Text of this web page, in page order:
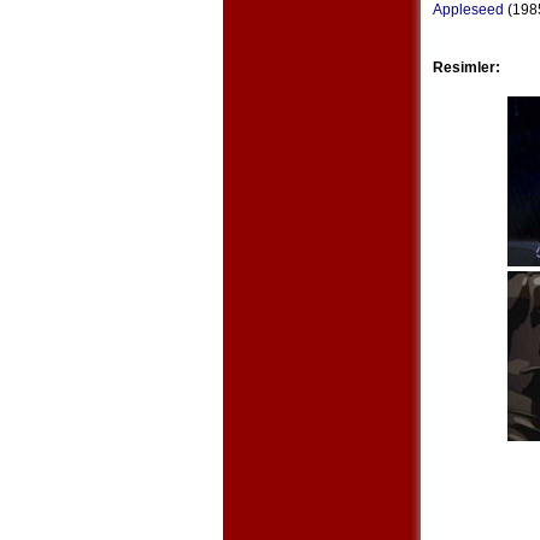
Appleseed
Resimler: